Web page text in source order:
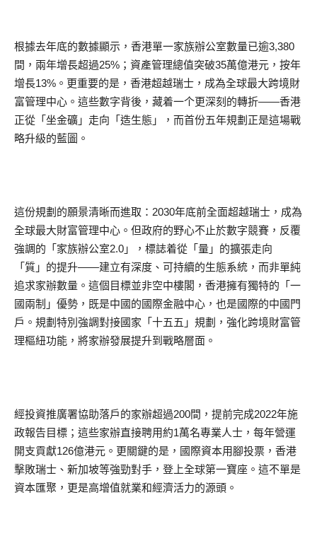
根據去年底的數據顯示，香港單一家族辦公室數量已逾3,380
間，兩年增長超過25%；資產管理總值突破35萬億港元，按年
增長13%。更重要的是，香港超越瑞士，成為全球最大跨境財
富管理中心。這些數字背後，藏着一个更深刻的轉折——香港
正從「坐金礦」走向「造生態」，而首份五年規劃正是這場戰
略升級的藍圖。
這份規劃的願景清晰而進取：2030年底前全面超越瑞士，成為
全球最大財富管理中心。但政府的野心不止於數字競賽，反覆
強調的「家族辦公室2.0」，標誌着從「量」的擴張走向
「質」的提升——建立有深度、可持續的生態系統，而非單純
追求家辦數量。這個目標並非空中樓閣，香港擁有獨特的「一
國兩制」優勢，既是中國的國際金融中心，也是國際的中國門
戶。規劃特別強調對接國家「十五五」規劃，強化跨境財富管
理樞紐功能，將家辦發展提升到戰略層面。
經投資推廣署協助落戶的家辦超過200間，提前完成2022年施
政報告目標；這些家辦直接聘用約1萬名專業人士，每年營運
開支貢獻126億港元。更關鍵的是，國際資本用腳投票，香港
擊敗瑞士、新加坡等強勁對手，登上全球第一寶座。這不單是
資本匯聚，更是高增值就業和經濟活力的源頭。